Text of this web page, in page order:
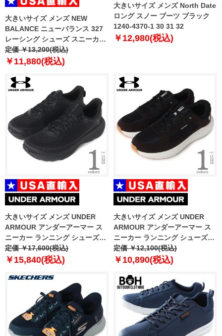
大きいサイズ メンズ NEW
BALANCE ニューバランス 327
レーシング シューズ スニーカー
USA直輸入 ms327re
定価 ￥13,200(税込)
￥11,880(税込)
大きいサイズ メンズ North Date
ロング スノー ブーツ ブラック
1240-4370-1 30 31 32
￥12,980(税込)
大きいサイズ メンズ UNDER
ARMOUR アンダーアーマー ス
ニーカー ランニング シューズ
USA直輸入 3027523-002
定価 ￥17,600(税込)
￥15,840(税込)
大きいサイズ メンズ UNDER
ARMOUR アンダーアーマー ス
ニーカー ランニング シューズ
USA直輸入 3028372-001
定価 ￥12,100(税込)
￥10,890(税込)